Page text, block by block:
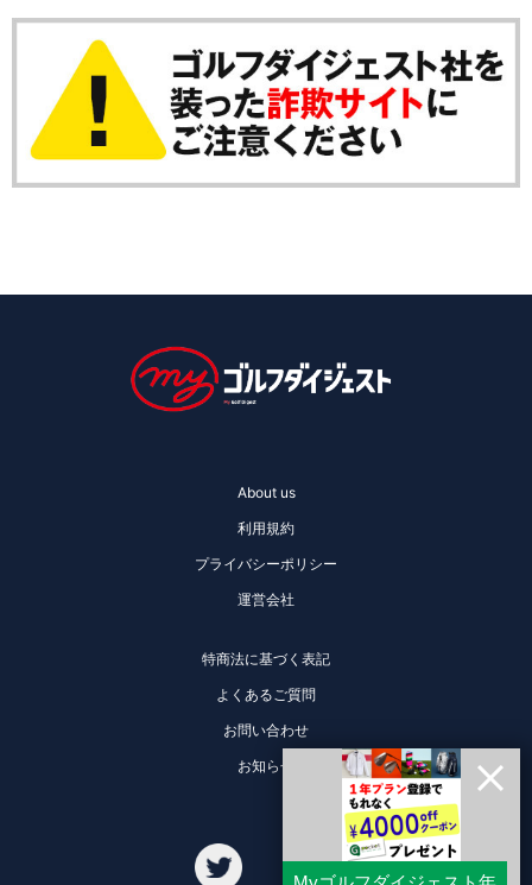
About us
利用規約
プライバシーポリシー
運営会社
特商法に基づく表記
よくあるご質問
お問い合わせ
お知らせ